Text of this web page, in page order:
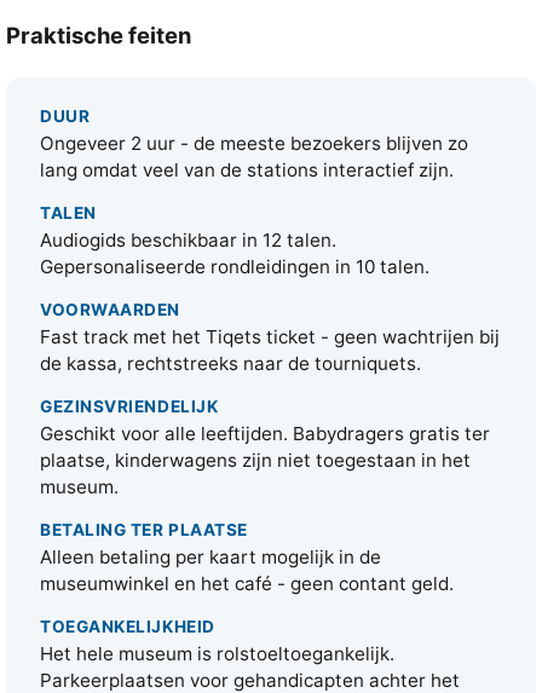
Praktische feiten
DUUR
Ongeveer 2 uur - de meeste bezoekers blijven zo
lang omdat veel van de stations interactief zijn.
TALEN
Audiogids beschikbaar in 12 talen.
Gepersonaliseerde rondleidingen in 10 talen.
VOORWAARDEN
Fast track met het Tiqets ticket - geen wachtrijen bij
de kassa, rechtstreeks naar de tourniquets.
GEZINSVRIENDELIJK
Geschikt voor alle leeftijden. Babydragers gratis ter
plaatse, kinderwagens zijn niet toegestaan in het
museum.
BETALING TER PLAATSE
Alleen betaling per kaart mogelijk in de
museumwinkel en het café - geen contant geld.
TOEGANKELIJKHEID
Het hele museum is rolstoeltoegankelijk.
Parkeerplaatsen voor gehandicapten achter het